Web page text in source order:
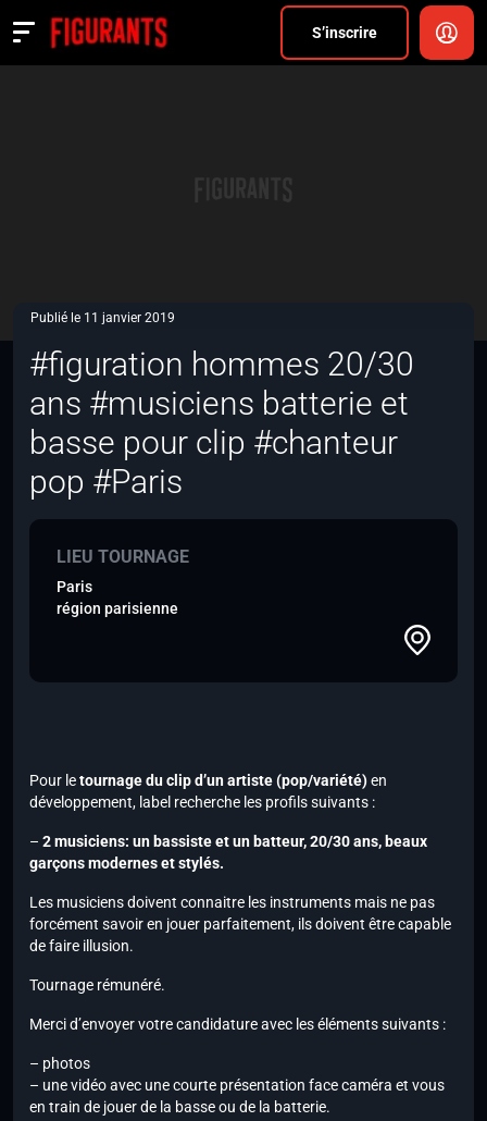
S’inscrire
Actualités
Publié le 11 janvier 2019
#figuration hommes 20/30
ans #musiciens batterie et
basse pour clip #chanteur
pop #Paris
LIEU TOURNAGE
Paris
région parisienne
Pour letournage du clip d’un artiste (pop/variété)en
développement, label recherche les profils suivants :
– 2 musiciens: un bassiste et un batteur, 20/30 ans, beaux
garçons modernes et stylés.
Les musiciens doivent connaitre les instruments mais ne pas
forcément savoir en jouer parfaitement, ils doivent être capable
de faire illusion.
Tournage rémunéré.
Merci d’envoyer votre candidature avec les éléments suivants :
– photos
– une vidéo avec une courte présentation face caméra et vous
en train de jouer de la basse ou de la batterie.